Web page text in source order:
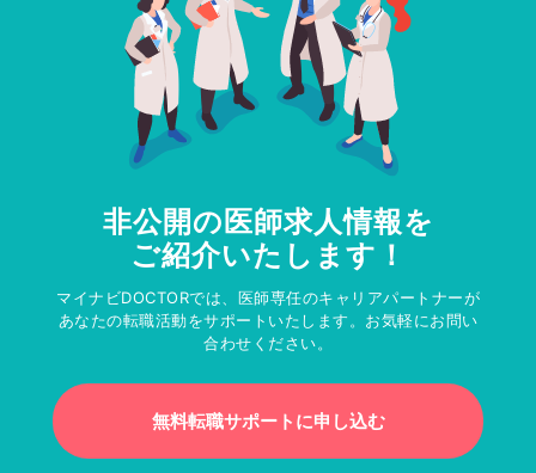
非公開の医師求人情報を
ご紹介いたします！
マイナビDOCTORでは、医師専任のキャリアパートナーが
あなたの転職活動をサポートいたします。お気軽にお問い
合わせください。
無料転職サポートに申し込む